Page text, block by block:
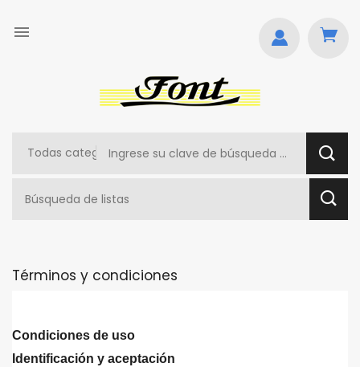

Términos y condiciones
Condiciones de uso
Identificación y aceptación